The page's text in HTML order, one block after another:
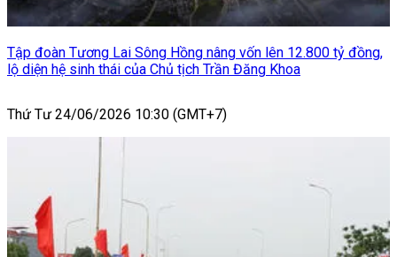
Tập đoàn Tương Lai Sông Hồng nâng vốn lên 12.800 tỷ đồng,
lộ diện hệ sinh thái của Chủ tịch Trần Đăng Khoa
Thứ Tư 24/06/2026 10:30 (GMT+7)